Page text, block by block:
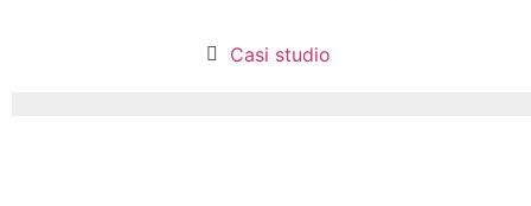
Casi studio